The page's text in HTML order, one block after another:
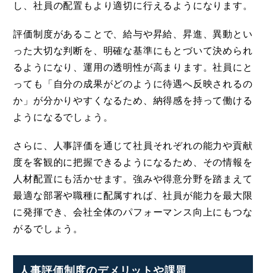
し、社員の配置もより適切に行えるようになります。
評価制度があることで、給与や昇給、昇進、異動とい
った大切な判断を、明確な基準にもとづいて決められ
るようになり、運用の透明性が高まります。社員にと
っても「自分の成果がどのように待遇へ反映されるの
か」が分かりやすくなるため、納得感を持って働ける
ようになるでしょう。
さらに、人事評価を通じて社員それぞれの能力や貢献
度を客観的に把握できるようになるため、その情報を
人材配置にも活かせます。強みや得意分野を踏まえて
最適な部署や職種に配属すれば、社員が能力を最大限
に発揮でき、会社全体のパフォーマンス向上にもつな
がるでしょう。
人事評価制度のデメリットや課題